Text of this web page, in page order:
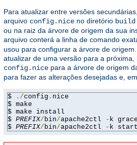
Para atualizar entre versões
arquivo config.nice no diretório build
ou na raiz da árvore de origem da sua
arquivo conterá a linha de comando
usou para configurar a árvore de
atualizar de uma versão para a
config.nice para a árvore de origem
para fazer as alterações desejadas e,
$ ./config . nice
$ make
$ make install
$ PREFIX/ bin/apache2ctl - k
$ PREFIX/ bin/apache2ctl - k start